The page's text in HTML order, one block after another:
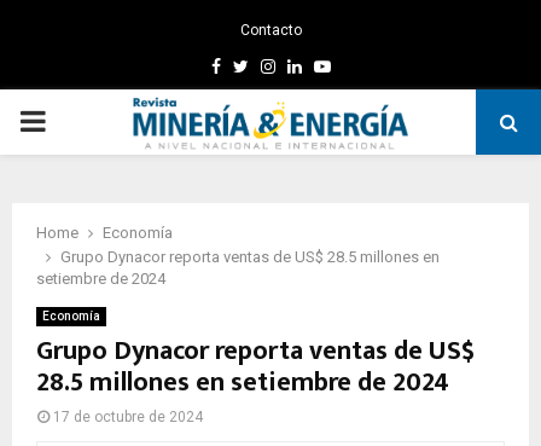
Contacto
Facebook
TwitterInstagram
LinkedinYoutube
PRIMARY
Home
Economía
Grupo Dynacor reporta ventas de US$ 28.5 millones en
setiembre de 2024
Economía
Grupo Dynacor reporta ventas de US$
28.5 millones en setiembre de 2024
17 de octubre de 2024